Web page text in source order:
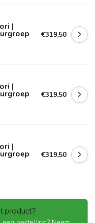
|
€319,50
|
€319,50
|
€319,50
product?